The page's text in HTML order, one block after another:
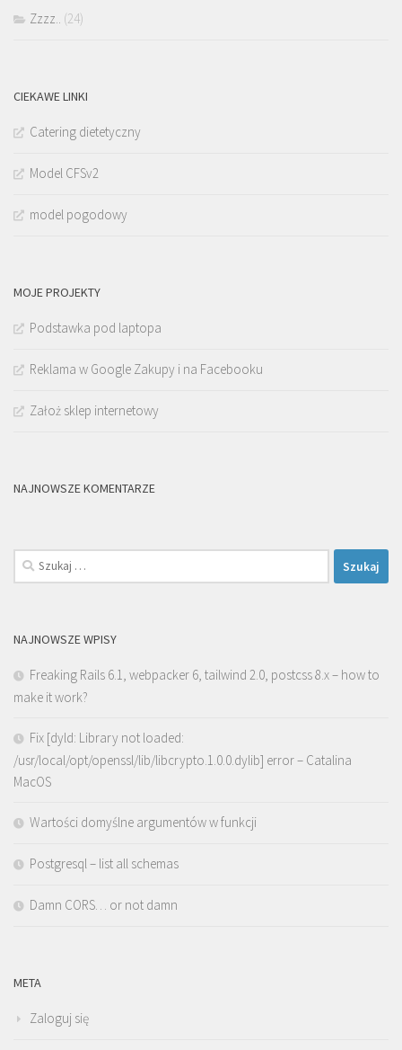
Zzzz.. (24)
CIEKAWE LINKI
Catering dietetyczny
Model CFSv2
model pogodowy
MOJE PROJEKTY
Podstawka pod laptopa
Reklama w Google Zakupy i na Facebooku
Założ sklep internetowy
NAJNOWSZE KOMENTARZE
Szukaj:
NAJNOWSZE WPISY
Freaking Rails 6.1, webpacker 6, tailwind 2.0, postcss 8.x – how to
make it work?
Fix [dyld: Library not loaded:
/usr/local/opt/openssl/lib/libcrypto.1.0.0.dylib] error – Catalina
MacOS
Wartości domyślne argumentów w funkcji
Postgresql – list all schemas
Damn CORS… or not damn
META
Zaloguj się